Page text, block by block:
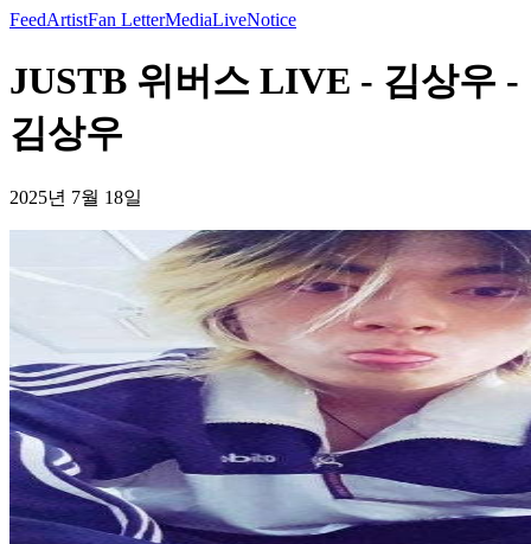
FeedArtistFan LetterMediaLiveNotice
JUSTB 위버스 LIVE - 김상우 -
김상우
2025년 7월 18일